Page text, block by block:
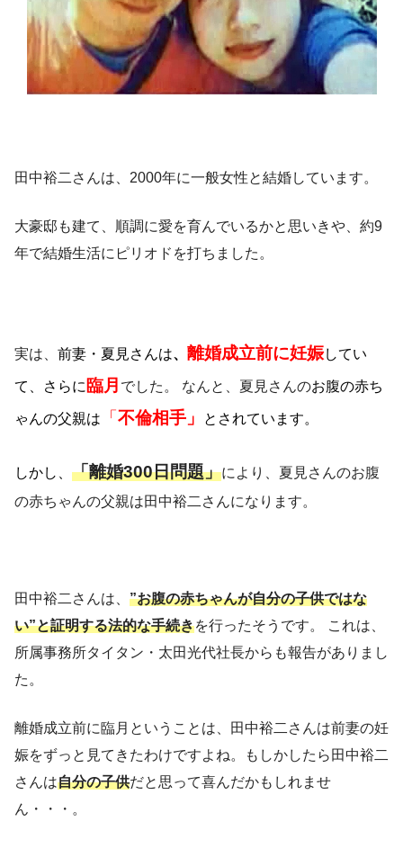
田中裕二さんは、2000年に一般女性と結婚しています。
大豪邸も建て、順調に愛を育んでいるかと思いきや、約9
年で結婚生活にピリオドを打ちました。
実は、 前妻・夏見さんは、 離婚成立前に妊娠してい
て、さらに 臨月 でした。 なんと、夏見さんのお腹の赤ち
ゃんの父親は 「 不倫相手」 とされています。
しかし、 「離婚300日問題」により、夏見さんのお腹
の赤ちゃんの父親は田中裕二さんになります。
田中裕二さんは、 ”お腹の赤ちゃんが自分の子供ではな
い”と証明する法的な手続きを行ったそうです。 これは、
所属事務所タイタン・太田光代社長からも報告がありまし
た。
離婚成立前に臨月ということは、田中裕二さんは前妻の妊
娠をずっと見てきたわけですよね。もしかしたら田中裕二
さんは自分の子供だと思って喜んだかもしれませ
ん・・・。